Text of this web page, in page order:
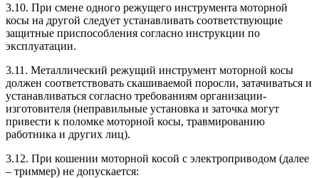
3.10. При смене одного режущего инструмента моторной
косы на другой следует устанавливать соответствующие
защитные приспособления согласно инструкции по
эксплуатации.
3.11. Металлический режущий инструмент моторной косы
должен соответствовать скашиваемой поросли, затачиваться и
устанавливаться согласно требованиям организации-
изготовителя (неправильные установка и заточка могут
привести к поломке моторной косы, травмированию
работника и других лиц).
3.12. При кошении моторной косой с электроприводом (далее
– триммер) не допускается: